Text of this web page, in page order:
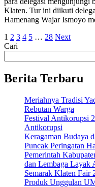
Klaten. Tur ini diikuti
Hamenang Wajar Ismoyo
Paginasi
pos
1 2 3 4 5 … 28 Next
Cari
Berita Terbaru
Meriahnya Tradisi
Rebutan Warga
Festival Antikorupsi
Antikorupsi
Keragaman Budaya
Puncak Peringatan
Pemerintah
dan Lembaga Layak
Semarak Klaten Fair
Produk Unggulan